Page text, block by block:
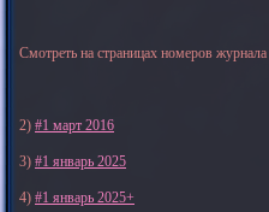
Смотреть на страницах номеров
2) #1 март 2016
3) #1 январь 2025
4) #1 январь 2025+